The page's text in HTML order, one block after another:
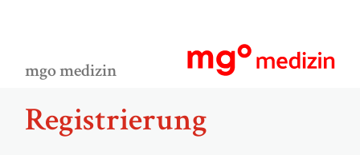
mgo medizin
Registrierung